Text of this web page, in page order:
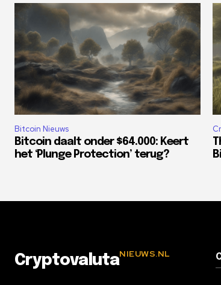
Bitcoin Nieuws
Bitcoin daalt onder $64.000: Keert
het ‘Plunge Protection’ terug?
CryptovalutaNIEUWS.NL